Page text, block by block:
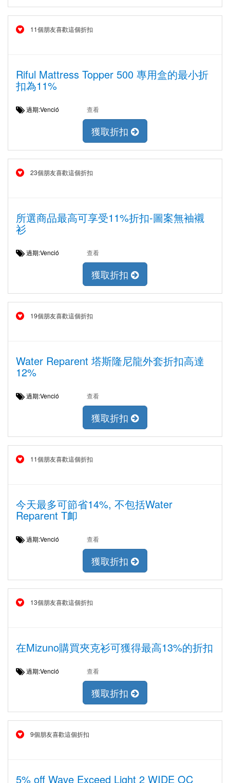
11個朋友喜歡這個折扣
Riful Mattress Topper 500 專用盒的最小折
扣為11%
過期:Venció 查看
獲取折扣
23個朋友喜歡這個折扣
所選商品最高可享受11%折扣-圖案無袖襯
衫
過期:Venció 查看
獲取折扣
19個朋友喜歡這個折扣
Water Reparent 塔斯隆尼龍外套折扣高達
12%
過期:Venció 查看
獲取折扣
11個朋友喜歡這個折扣
今天最多可節省14%, 不包括Water
Reparent T卹
過期:Venció 查看
獲取折扣
13個朋友喜歡這個折扣
在Mizuno購買夾克衫可獲得最高13%的折扣
過期:Venció 查看
獲取折扣
9個朋友喜歡這個折扣
5% off Wave Exceed Light 2 WIDE OC